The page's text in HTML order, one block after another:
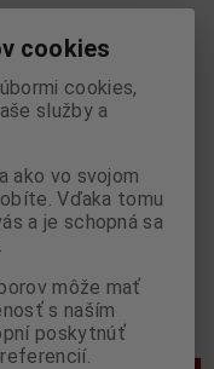
cookies
cookies,
služby a
ako vo svojom
Vďaka tomu
a je schopná sa
môže mať
s naším
poskytnúť